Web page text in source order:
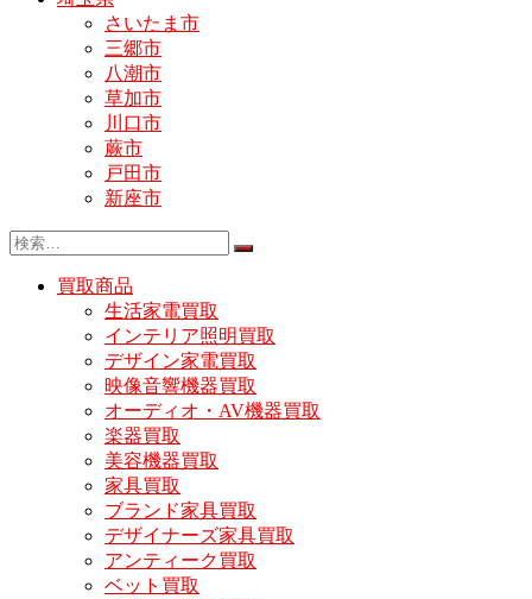
さいたま市
三郷市
八潮市
草加市
川口市
蕨市
戸田市
新座市
買取商品
生活家電買取
インテリア照明買取
デザイン家電買取
映像音響機器買取
オーディオ・AV機器買取
楽器買取
美容機器買取
家具買取
ブランド家具買取
デザイナーズ家具買取
アンティーク買取
ベット買取